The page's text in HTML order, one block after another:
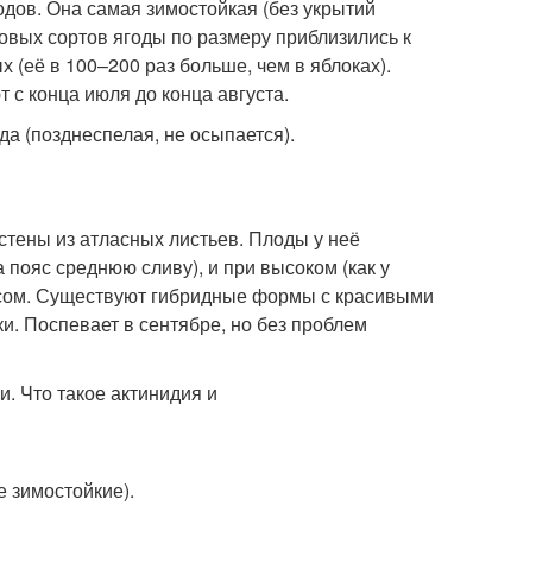
Она самая зимостойкая (без укрытий
сортов ягоды по размеру приблизились к
(её в 100–200 раз больше, чем в яблоках).
конца июля до конца августа.
(позднеспелая, не осыпается).
из атласных листьев. Плоды у неё
пояс среднюю сливу), и при высоком (как у
Существуют гибридные формы с красивыми
Поспевает в сентябре, но без проблем